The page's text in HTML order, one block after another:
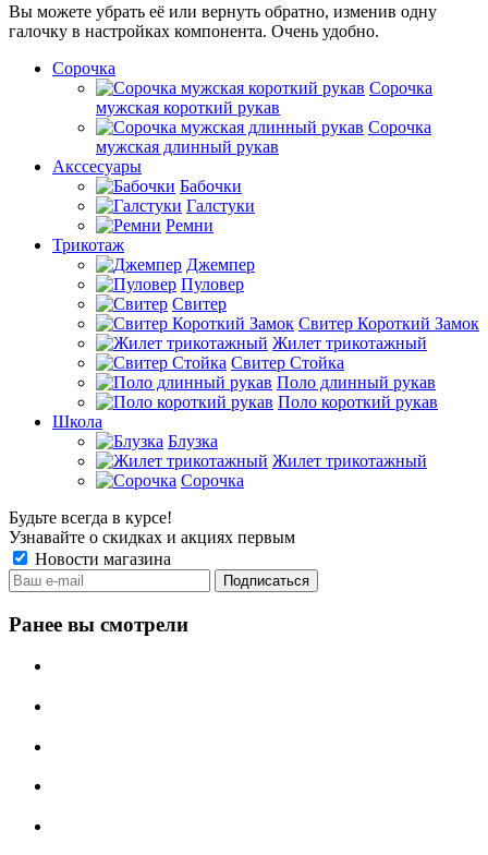
Вы можете убрать её или вернуть обратно, изменив одну
галочку в настройках компонента. Очень удобно.
Сорочка
Сорочка
мужская короткий рукав
Сорочка
мужская длинный рукав
Акссесуары
Бабочки
Галстуки
Ремни
Трикотаж
Джемпер
Пуловер
Свитер
Свитер Короткий Замок
Жилет трикотажный
Свитер Стойка
Поло длинный рукав
Поло короткий рукав
Школа
Блузка
Жилет трикотажный
Сорочка
Будьте всегда в курсе!
Узнавайте о скидках и акциях первым
Новости магазина
Ранее вы смотрели